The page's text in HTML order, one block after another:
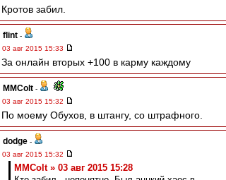
Кротов забил.
flint -
03 авг 2015 15:33
За онлайн вторых +100 в карму каждому
MMColt -
03 авг 2015 15:32
По моему Обухов, в штангу, со штрафного.
dodge -
03 авг 2015 15:32
MMColt » 03 авг 2015 15:28